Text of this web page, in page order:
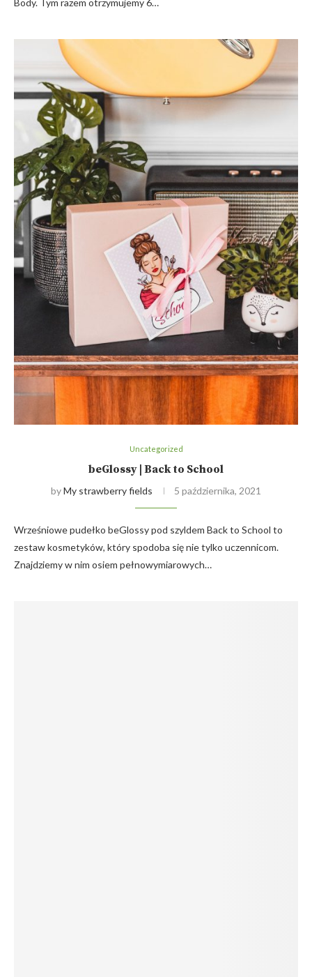
Body. Tym razem otrzymujemy 6…
Uncategorized
beGlossy | Back to School
byMy strawberry fields 5 października, 2021
Wrześniowe pudełko beGlossy pod szyldem Back to School to
zestaw kosmetyków, który spodoba się nie tylko uczennicom.
Znajdziemy w nim osiem pełnowymiarowych…